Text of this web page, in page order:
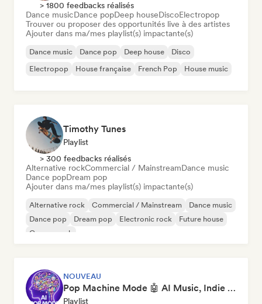
> 1800 feedbacks réalisés
Dance musicDance popDeep houseDiscoElectropop
Trouver ou proposer des opportunités live à des artistes
Ajouter dans ma/mes playlist(s) impactante(s)
Dance music Dance pop Deep house
Disco
Electropop
House française French Pop House music
Timothy Tunes
Playlist
> 300 feedbacks réalisés
Alternative rockCommercial / MainstreamDance music
Dance popDream pop
Ajouter dans ma/mes playlist(s) impactante(s)
Alternative rock Commercial / Mainstream
Dance music
Dance pop
Dream pop Electronic rock
Future house
Garage rock
NOUVEAU
Pop Machine Mode 🤖 AI Music, Indie Pop & Dream Pop
Playlist